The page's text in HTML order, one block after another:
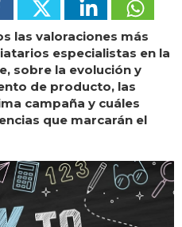
las valoraciones más
especialistas en la
sobre la evolución y
de producto, las
campaña y cuáles
que marcarán el